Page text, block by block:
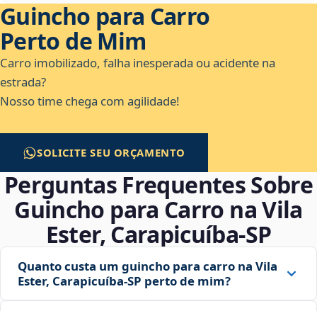
Guincho para Carro
Perto de Mim
Carro imobilizado, falha inesperada ou acidente na
estrada?
Nosso time chega com agilidade!
SOLICITE SEU ORÇAMENTO
Perguntas Frequentes Sobre
Guincho para Carro na Vila
Ester, Carapicuíba‑SP
Quanto custa um guincho para carro na Vila
Ester, Carapicuíba‑SP perto de mim?